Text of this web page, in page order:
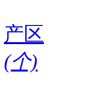
产区
(个)